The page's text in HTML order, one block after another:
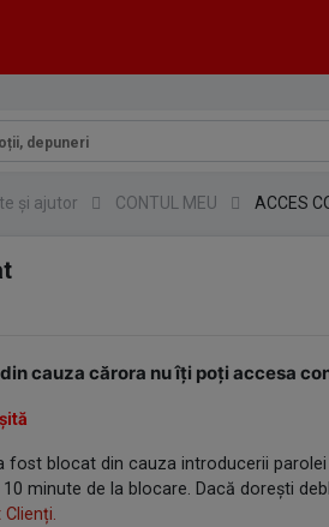
și ajutor CONTUL MEU ACCES
cauza cărora nu îți poți accesa
fost blocat din cauza introducerii
minute de la blocare. Dacă dorești